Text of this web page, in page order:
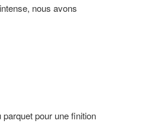
nous avons
pour une finition